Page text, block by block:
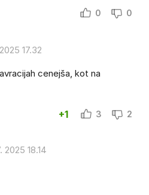
0 0
17.32
cenejša, kot na
+1 3 2
2025 18.14